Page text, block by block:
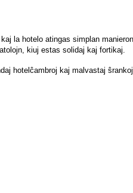
la hotelo atingas simplan
kiuj estas solidaj kaj fortikaj.
hotelĉambroj kaj malvastaj